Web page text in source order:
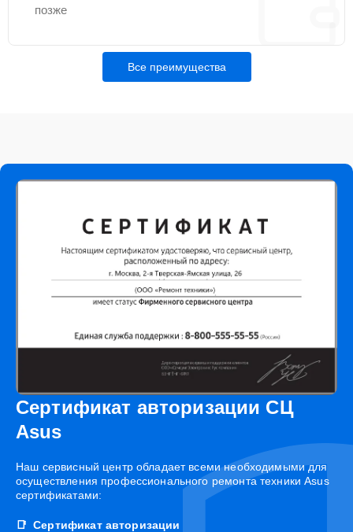
позже
Все преимущества
Сертификат авторизации СЦ
Asus
Наш сервисный центр обладает всеми необходимыми для
осуществления профессионального ремонта техники Asus
сертификатами:
Сертификат авторизации